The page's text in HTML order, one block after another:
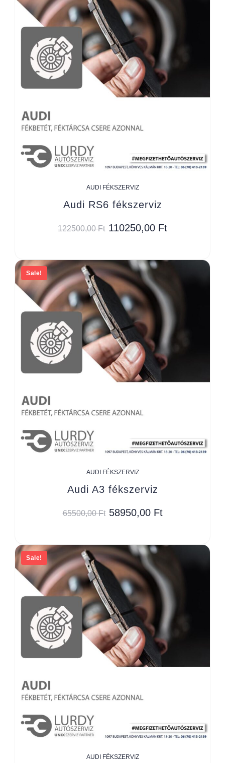
AUDI FÉKSZERVIZ
Audi RS6 fékszerviz
122500,00Ft 110250,00 Ft
Sale!
AUDI FÉKSZERVIZ
Audi A3 fékszerviz
65500,00Ft 58950,00 Ft
Sale!
AUDI FÉKSZERVIZ